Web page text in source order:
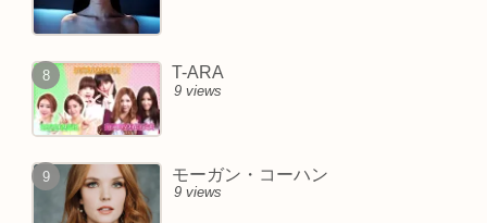
T-ARA
9 views
モーガン・コーハン
9 views